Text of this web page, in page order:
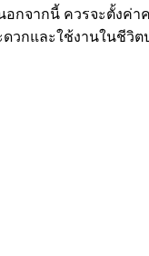
อกจากนี้ ควรจะตั้งค่า
ดวกและใช้งานในชีวิ